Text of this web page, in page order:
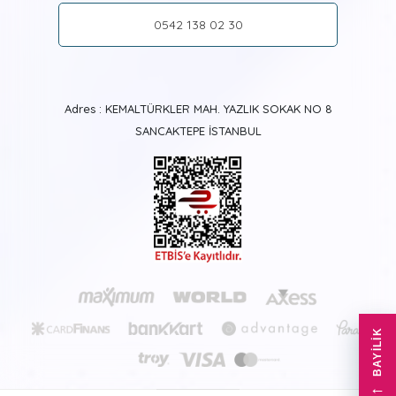
BAYILIK
←
grafikerlerimiz baskılama öncesi ve sonrası tüm
işçilikle hazırlanan tablolarımız, kalın mukavva ile
dikkatlice paketlenerek sizlere hızlıca ulaştırılıyor.
Dilerseniz iletişim kanallarımızdan siparişinizin son
durumu ve teslimatı hakkında kolayca bilgi alabilmeniz
de mümkün. Siparişlerinizi Türkiye'nin her yerine güvenle
ve ücretsiz olarak teslim ediyoruz. Size özel ödeme
kanallarımız da devrede! Banka havalesi, kredi kartı ya
kolayca yapabilirsiniz. Ayrıca, kredi kartına taksit
imkanlarımız sizleri bekliyor.Renklerin peşine
yollarımızın kesişmesini diliyoruz.
0542 138 02 30
Adres : KEMALTÜRKLER MAH. YAZLIK SOKAK NO 8
SANCAKTEPE İSTANBUL